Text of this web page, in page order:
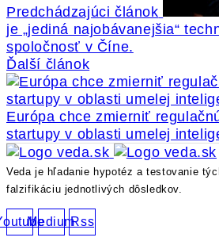
Predchádzajúci článok
je „jediná najobávanejšia“
spoločnosť v Číne.
Ďalší článok
Európa chce zmierniť
startupy v oblasti umelej
Veda je hľadanie hypotéz a testovanie
falzifikáciu jednotlivých dôsledkov.
MediumRss